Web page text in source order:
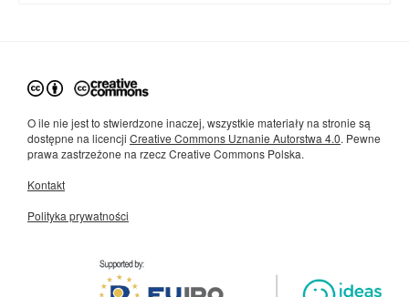
O ile nie jest to stwierdzone inaczej, wszystkie materiały na stronie są
dostępne na licencji Creative Commons Uznanie Autorstwa 4.0. Pewne
prawa zastrzeżone na rzecz Creative Commons Polska.
Kontakt
Polityka prywatności